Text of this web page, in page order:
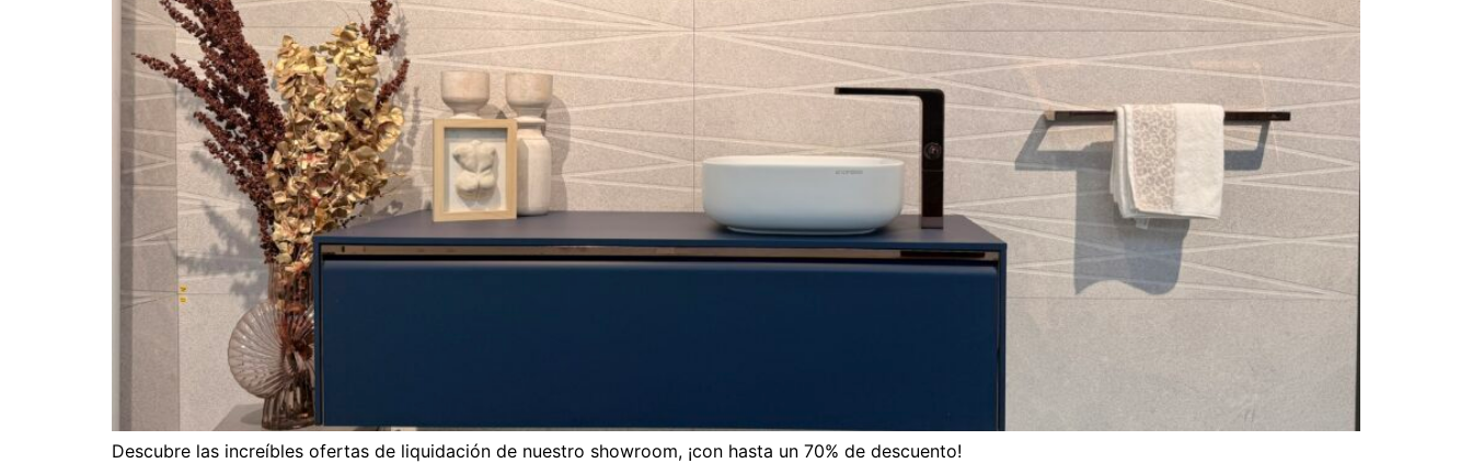
Descubre las increíbles ofertas de liquidación de nuestro showroom, ¡con hasta un 70% de descuento!